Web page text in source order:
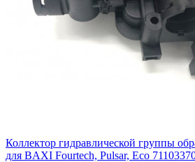
Коллектор гидравлической группы
для BAXI Fourtech, Pulsar, Eco